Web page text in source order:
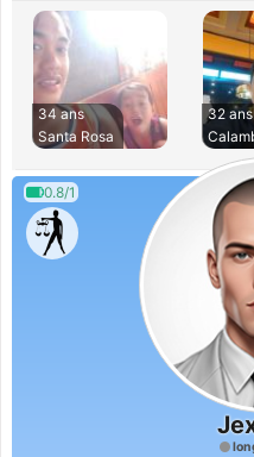
34 ans
Santa Rosa
32 ans
0.8/1